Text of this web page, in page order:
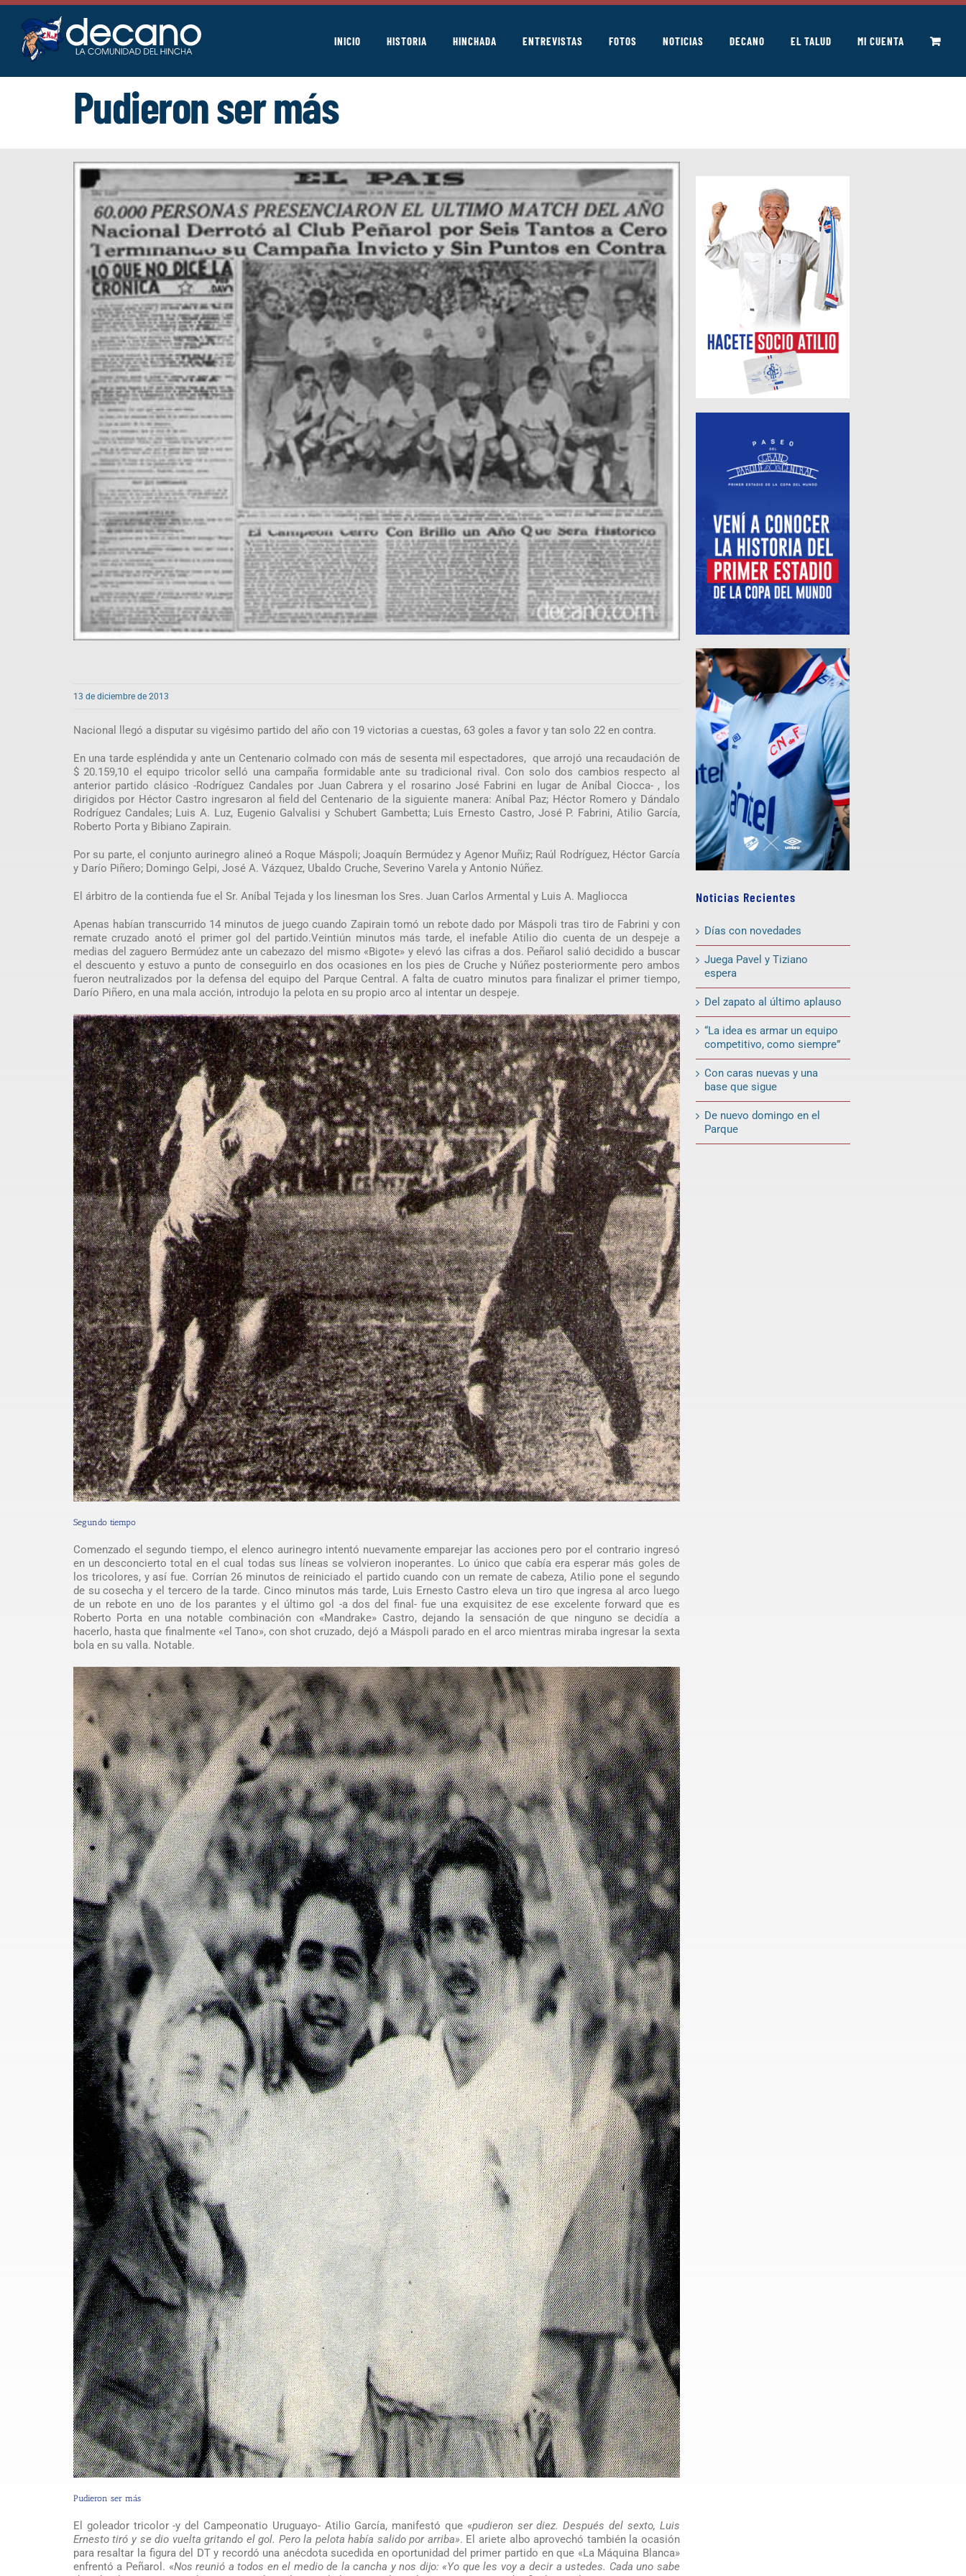
Saltar
contenido
INICIO HISTORIA HINCHADA ENTREVISTAS FOTOS NOTICIAS DECANO EL TALUD MI CUENTA
Pudieron ser más
13 de diciembre de 2013
Nacional llegó a disputar su vigésimo partido del año con 19 victorias a cuestas, 63 goles a favor y tan solo 22 en contra.
En una tarde espléndida y ante un Centenario colmado con más de sesenta mil espectadores, que arrojó una recaudación de
$ 20.159,10 el equipo tricolor selló una campaña formidable ante su tradicional rival. Con solo dos cambios respecto al
anterior partido clásico -Rodríguez Candales por Juan Cabrera y el rosarino José Fabrini en lugar de Aníbal Ciocca- , los
dirigidos por Héctor Castro ingresaron al field del Centenario de la siguiente manera: Aníbal Paz; Héctor Romero y Dándalo
Rodríguez Candales; Luis A. Luz, Eugenio Galvalisi y Schubert Gambetta; Luis Ernesto Castro, José P. Fabrini, Atilio García,
Roberto Porta y Bibiano Zapirain.
Por su parte, el conjunto aurinegro alineó a Roque Máspoli; Joaquín Bermúdez y Agenor Muñiz; Raúl Rodríguez, Héctor García
y Darío Piñero; Domingo Gelpi, José A. Vázquez, Ubaldo Cruche, Severino Varela y Antonio Núñez.
El árbitro de la contienda fue el Sr. Aníbal Tejada y los linesman los Sres. Juan Carlos Armental y Luis A. Magliocca
Apenas habían transcurrido 14 minutos de juego cuando Zapirain tomó un rebote dado por Máspoli tras tiro de Fabrini y con
remate cruzado anotó el primer gol del partido.Veintiún minutos más tarde, el inefable Atilio dio cuenta de un despeje a
medias del zaguero Bermúdez ante un cabezazo del mismo «Bigote» y elevó las cifras a dos. Peñarol salió decidido a buscar
el descuento y estuvo a punto de conseguirlo en dos ocasiones en los pies de Cruche y Núñez posteriormente pero ambos
fueron neutralizados por la defensa del equipo del Parque Central. A falta de cuatro minutos para finalizar el primer tiempo,
Darío Piñero, en una mala acción, introdujo la pelota en su propio arco al intentar un despeje.
Segundo tiempo
Comenzado el segundo tiempo, el elenco aurinegro intentó nuevamente emparejar las acciones pero por el contrario ingresó
en un desconcierto total en el cual todas sus líneas se volvieron inoperantes. Lo único que cabía era esperar más goles de
los tricolores, y así fue. Corrían 26 minutos de reiniciado el partido cuando con un remate de cabeza, Atilio pone el segundo
de su cosecha y el tercero de la tarde. Cinco minutos más tarde, Luis Ernesto Castro eleva un tiro que ingresa al arco luego
de un rebote en uno de los parantes y el último gol -a dos del final- fue una exquisitez de ese excelente forward que es
Roberto Porta en una notable combinación con «Mandrake» Castro, dejando la sensación de que ninguno se decidía a
hacerlo, hasta que finalmente «el Tano», con shot cruzado, dejó a Máspoli parado en el arco mientras miraba ingresar la sexta
bola en su valla. Notable.
Pudieron ser más
El goleador tricolor -y del Campeonatio Uruguayo- Atilio García, manifestó que «pudieron ser diez. Después del sexto, Luis
Ernesto tiró y se dio vuelta gritando el gol. Pero la pelota había salido por arriba». El ariete albo aprovechó también la ocasión
para resaltar la figura del DT y recordó una anécdota sucedida en oportunidad del primer partido en que «La Máquina Blanca»
enfrentó a Peñarol. «Nos reunió a todos en el medio de la cancha y nos dijo: «Yo que les voy a decir a ustedes. Cada uno sabe
Noticias Recientes
Días con novedades
Juega Pavel y Tiziano
espera
Del zapato al último aplauso
“La idea es armar un equipo
competitivo, como siempre”
Con caras nuevas y una
base que sigue
De nuevo domingo en el
Parque